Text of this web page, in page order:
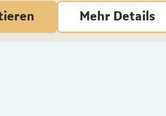
Mehr Details